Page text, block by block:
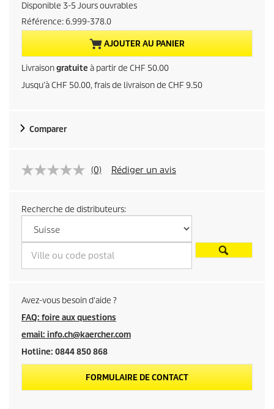
x
a
c
t
u
l
u
p
r
o
d
u
i
t
Disponible 3-5 Jours ouvrables
Référence:6.999-378.0
AJOUTER AU PANIER
Livraisongratuite à partir de CHF 50.00
Jusqu’à CHF 50.00, frais de livraison de CHF 9.50
Comparer
(0) Rédiger un avis
Recherche de distributeurs:
Avez-vous besoin d'aide ?
FAQ: foire aux questions
email: info.ch@kaercher.com
Hotline: 0844 850 868
FORMULAIRE DE CONTACT